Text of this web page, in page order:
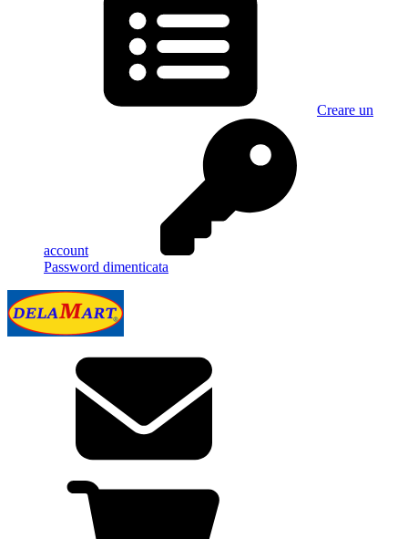
Creare un
account
Password dimenticata